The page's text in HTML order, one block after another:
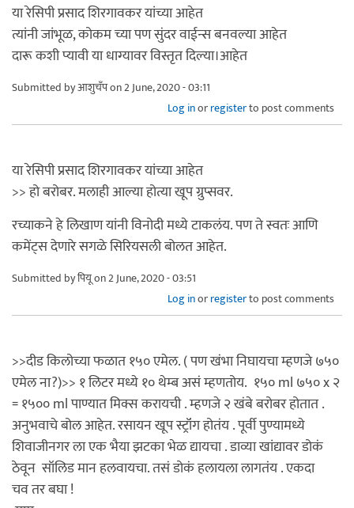
या रेसिपी प्रसाद शिरगावकर यांच्या आहेत
त्यांनी जांभूळ, कोकम च्या पण सुंदर वाईन्स बनवल्या आहेत
दारू कशी प्यावी या धाग्यावर विस्तृत दिल्या।आहेत
Submitted byआशुचँपon 2 June, 2020 - 03:11
Log inorregisterto post comments
या रेसिपी प्रसाद शिरगावकर यांच्या आहेत
>> हो बरोबर. मलाही आल्या होत्या खूप ग्रुप्सवर.
रच्याकने हे लिखाण यांनी विनोदी मध्ये टाकलंय. पण ते स्वतः आणि
कमेंट्स देणारे सगळे सिरियसली बोलत आहेत.
Submitted byपियूon 2 June, 2020 - 03:51
Log inorregisterto post comments
>>दीड किलोच्या फळात १५० एमेल. ( पण खंभा निघायचा म्हणजे ७५०
एमेल ना?)>> १ लिटर मध्ये १० थेम्ब असं म्हणतोय. १५० ml ७५० x २
= १५०० ml पाण्यात मिक्स करायची . म्हणजे २ खंबे बरोबर होतात .
अनुभवाचे बोल आहेत. रसायन खूप स्ट्रॉंग होतंय . पूर्वी पुण्यामध्ये
शिवाजीनगर ला एक भैया झटका भेळ द्यायचा . डाव्या खांद्यावर डोकं
ठेवून सॉलिड मान हलवायचा. तसं डोकं हलायला लागतंय . एकदा
चव तर बघा !